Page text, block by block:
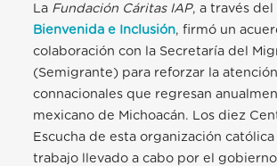
La Fundación Cáritas IAP, a través del
Bienvenida e Inclusión, firmó un
colaboración con la Secretaría del
(Semigrante) para reforzar la
connacionales que regresan
mexicano de Michoacán. Los diez
Escucha de esta organización católica
trabajo llevado a cabo por el